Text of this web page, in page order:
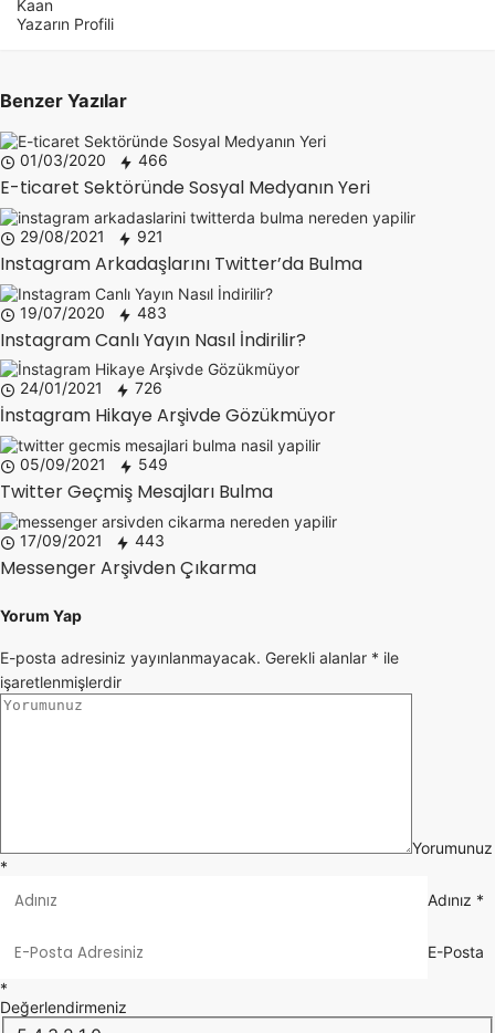
Kaan
Yazarın Profili
Benzer Yazılar
01/03/2020 466
E-ticaret Sektöründe Sosyal Medyanın Yeri
29/08/2021 921
Instagram Arkadaşlarını Twitter’da Bulma
19/07/2020 483
Instagram Canlı Yayın Nasıl İndirilir?
24/01/2021 726
İnstagram Hikaye Arşivde Gözükmüyor
05/09/2021 549
Twitter Geçmiş Mesajları Bulma
17/09/2021 443
Messenger Arşivden Çıkarma
Yorum Yap
E-posta adresiniz yayınlanmayacak. Gerekli alanlar * ile
işaretlenmişlerdir
Yorumunuz
*
Adınız *
E-Posta
*
Değerlendirmeniz